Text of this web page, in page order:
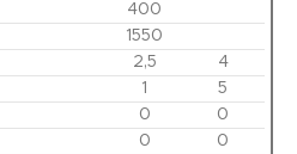
400
1550
2,5
4
1
5
0
0
0
0